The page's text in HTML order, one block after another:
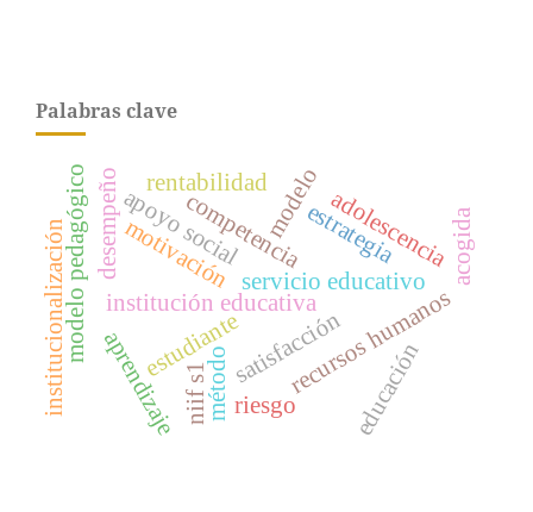
Palabras clave
institución educativa
servicio educativo
recursos humanos
motivación
satisfaccióneducación
competencia
estudiante
modelo
método
estrategia
aprendizaje
modelo pedagógico apoyo social
institucionalización adolescenciaacogida
niif s1
rentabilidad
riesgo
desempeño